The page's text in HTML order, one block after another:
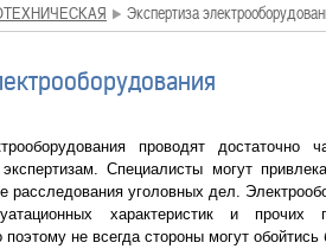
Экспертиза
проводят
экспертизам. Специалисты могут
расследования уголовных дел.
характеристик и прочих
не всегда стороны могут